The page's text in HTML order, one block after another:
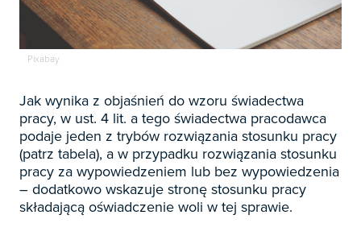
Szkolenia
Księgowość
Sygnaliści 
Czasopisma
E-wydania
Książki
E-booki
Webinaria
Rachunkowość i finanse 
Czasopisma
E-wydania
Książki
E-booki
Rachunkowość budżetowa 
Czasopisma
E-wydania
Książki
Podatki 
Czasopisma
Biura rachunkowe 
Pixabay
Jak wynika z objaśnień do wzoru świadectwa
pracy, w ust. 4 lit. a tego świadectwa pracodawca
podaje jeden z trybów rozwiązania stosunku pracy
(patrz tabela), a w przypadku rozwiązania stosunku
pracy za wypowiedzeniem lub bez wypowiedzenia
– dodatkowo wskazuje stronę stosunku pracy
składającą oświadczenie woli w tej sprawie.